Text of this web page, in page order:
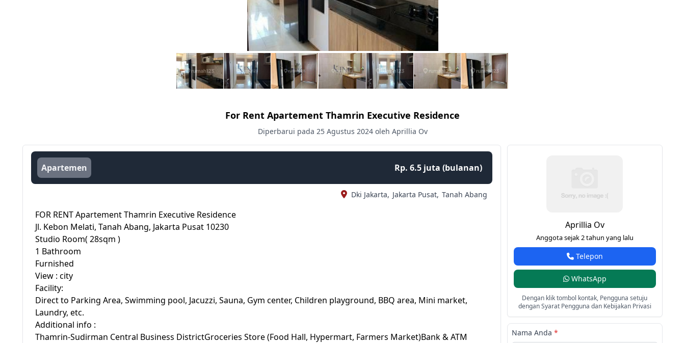
For Rent Apartement Thamrin Executive Residence
Diperbarui pada 25 Agustus 2024 oleh Aprillia Ov
Apartemen Rp. 6.5 juta (bulanan)
Dki Jakarta, Jakarta Pusat, Tanah Abang
FOR RENT Apartement Thamrin Executive Residence
Jl. Kebon Melati, Tanah Abang, Jakarta Pusat 10230
Studio Room( 28sqm )
1 Bathroom
Furnished
View : city
Facility:
Direct to Parking Area, Swimming pool, Jacuzzi, Sauna, Gym center, Children playground, BBQ area, Mini market,
Laundry, etc.
Additional info :
Thamrin-Sudirman Central Business DistrictGroceries Store (Food Hall, Hypermart, Farmers Market)Bank & ATM
Aprillia Ov
Anggota sejak 2 tahun yang lalu
Telepon
WhatsApp
Dengan klik tombol kontak, Pengguna setuju
dengan Syarat Pengguna dan Kebijakan Privasi
Nama Anda *